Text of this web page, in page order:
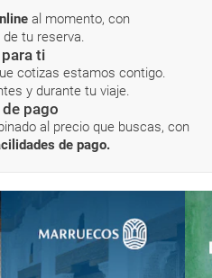
al momento, con
de tu reserva.
ti
cotizas estamos contigo.
y durante tu viaje.
pago
al precio que buscas, con
de pago.